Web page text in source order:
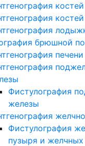
брюшной
печени
Фистулография
железы
Фистулография
пузыря и